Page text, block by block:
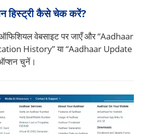
हिस्ट्री कैसे चेक करें?
वेबसाइट पर जाएँ और “Aadhaar
History” या “Aadhaar Update
चुनें।